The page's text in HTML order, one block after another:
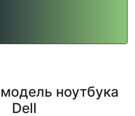
ноутбука
Dell